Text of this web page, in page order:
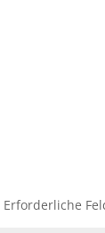
Erforderliche